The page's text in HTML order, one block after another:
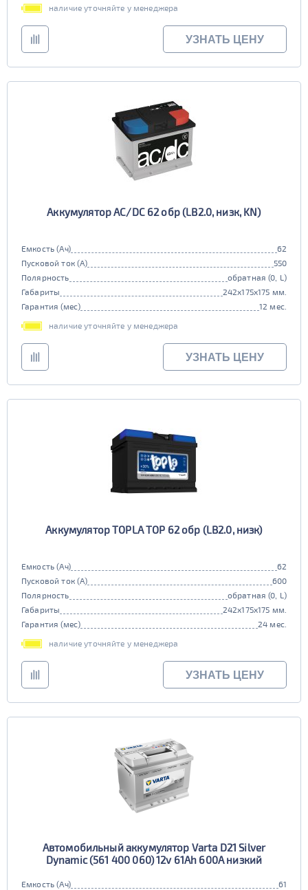
наличие уточняйте у менеджера
УЗНАТЬ ЦЕНУ
Аккумулятор AC/DC 62 обр (LB2.0, низк, KN)
Емкость (Ач)
62
Пусковой ток (А)
550
Полярность
обратная (0, L)
Габариты
242x175x175 мм.
Гарантия (мес)
12 мес.
наличие уточняйте у менеджера
УЗНАТЬ ЦЕНУ
Аккумулятор TOPLA TOP 62 обр (LB2.0, низк)
Емкость (Ач)
62
Пусковой ток (А)
600
Полярность
обратная (0, L)
Габариты
242x175x175 мм.
Гарантия (мес)
24 мес.
наличие уточняйте у менеджера
УЗНАТЬ ЦЕНУ
Автомобильный аккумулятор Varta D21 Silver
Dynamic (561 400 060) 12v 61Ah 600A низкий
Емкость (Ач) 61